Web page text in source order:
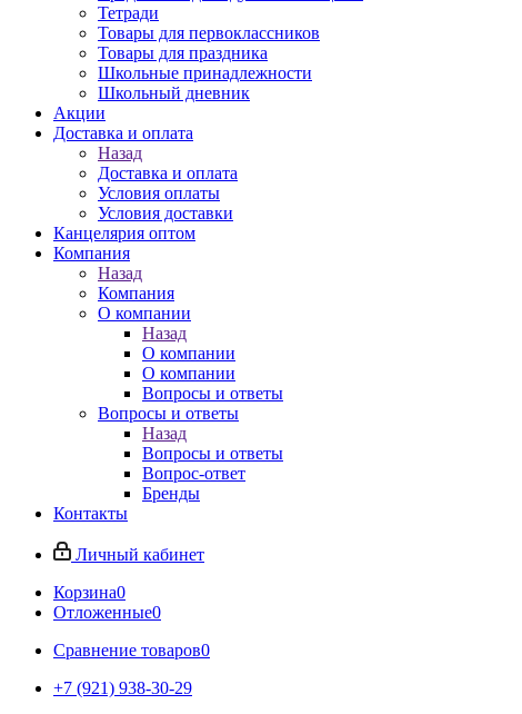
Тетради
Товары для первоклассников
Товары для праздника
Школьные принадлежности
Школьный дневник
Акции
Доставка и оплата
Назад
Доставка и оплата
Условия оплаты
Условия доставки
Канцелярия оптом
Компания
Назад
Компания
О компании
Назад
О компании
О компании
Вопросы и ответы
Вопросы и ответы
Назад
Вопросы и ответы
Вопрос-ответ
Бренды
Контакты
Личный кабинет
Корзина0
Отложенные0
Сравнение товаров0
+7 (921) 938-30-29